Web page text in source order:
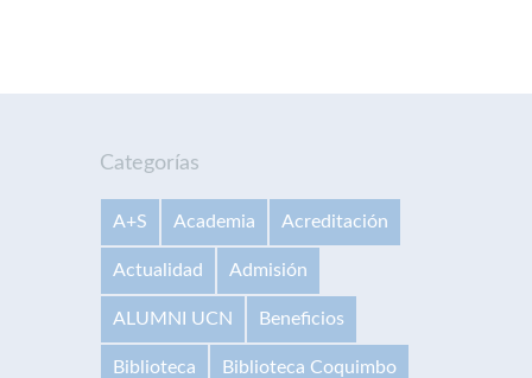
Categorías
A+S Academia Acreditación
Actualidad Admisión
ALUMNI UCN Beneficios
Biblioteca Biblioteca Coquimbo